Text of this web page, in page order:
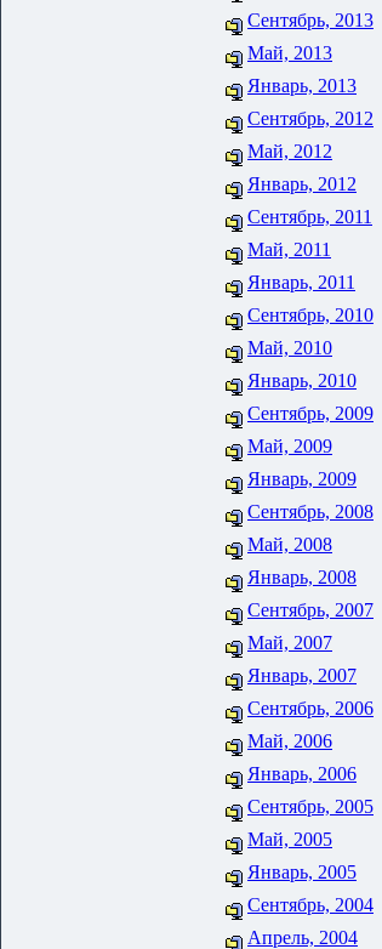
Сентябрь, 2013
Май, 2013
Январь, 2013
Сентябрь, 2012
Май, 2012
Январь, 2012
Сентябрь, 2011
Май, 2011
Январь, 2011
Сентябрь, 2010
Май, 2010
Январь, 2010
Сентябрь, 2009
Май, 2009
Январь, 2009
Сентябрь, 2008
Май, 2008
Январь, 2008
Сентябрь, 2007
Май, 2007
Январь, 2007
Сентябрь, 2006
Май, 2006
Январь, 2006
Сентябрь, 2005
Май, 2005
Январь, 2005
Сентябрь, 2004
Апрель, 2004